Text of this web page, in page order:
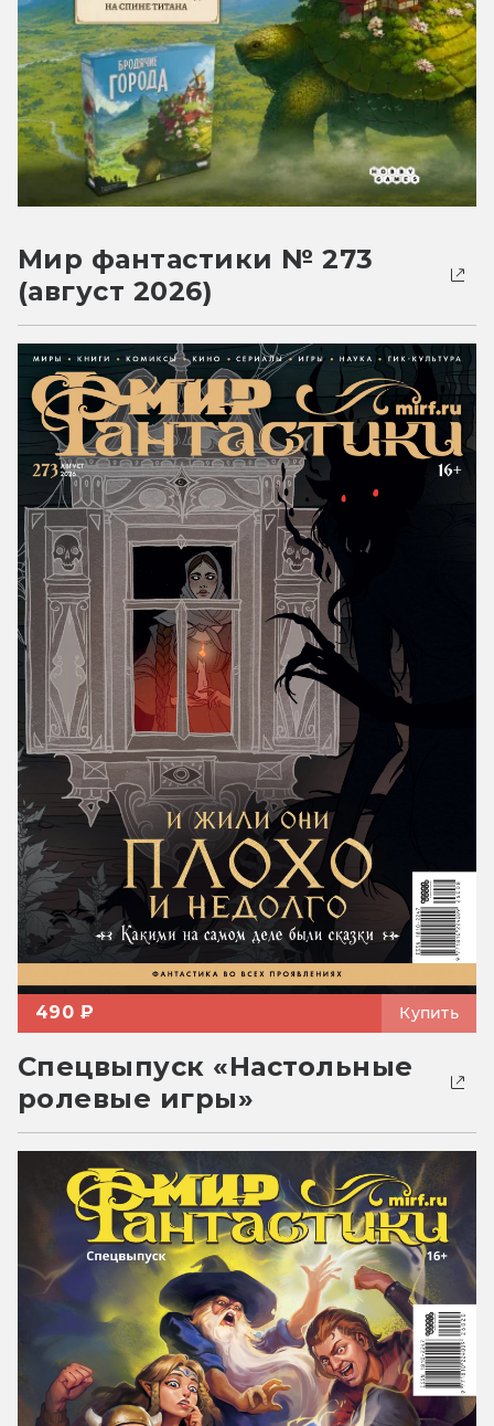
Мир фантастики № 273
(август 2026)
490 ₽ Купить
Спецвыпуск «Настольные
ролевые игры»